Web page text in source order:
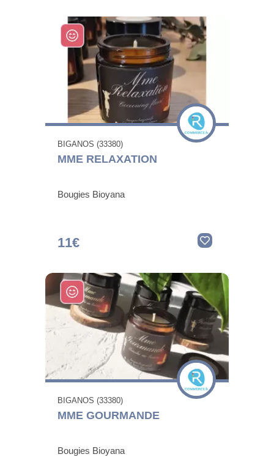
BIGANOS (33380)
MME RELAXATION
Bougies Bioyana
11€
BIGANOS (33380)
MME GOURMANDE
Bougies Bioyana